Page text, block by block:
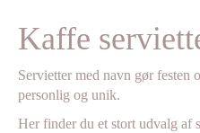
Kaffe
Servietter med navn gør festen
personlig og unik.
Her finder du et stort udvalg af